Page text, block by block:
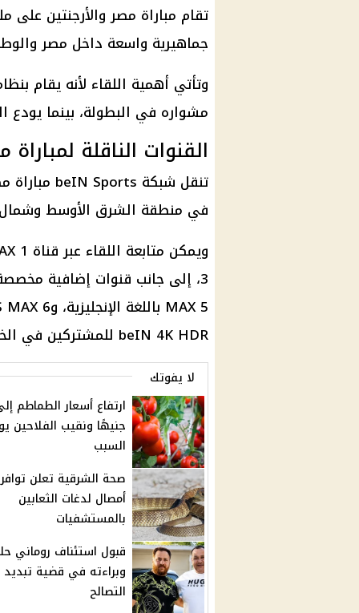
تقام مباراة مصر والأرجنتين
جماهيرية واسعة داخل مصر
وتأتي أهمية اللقاء لأنه يقام
مشواره في البطولة، بينما
القنوات الناقلة
تنقل شبكة beIN Sports
مباراة
في منطقة الشرق الأوسط وشمال
ويمكن متابعة اللقاء عبر قناة 1
3، إلى جانب قنوات إضافية
beIN 4K HDR للمشتركين في الخدمة.
لا يفوتك
جنيهًا ونقيب الفلاحين
السبب
صحة الشرقية تعلن توافر
أمصال لدغات الثعابين
بالمستشفيات
قبول استئناف روماني
وبراءته في قضية
التصالح